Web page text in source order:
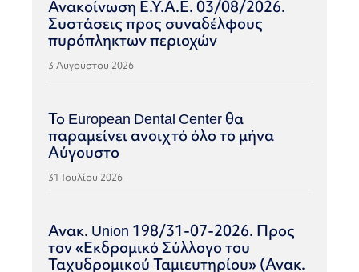
Ανακοίνωση Ε.Υ.Α.Ε. 03/08/2026.
Συστάσεις προς συναδέλφους
πυρόπληκτων περιοχών
3 Αυγούστου 2026
Το European Dental Center θα
παραμείνει ανοιχτό όλο το μήνα
Αύγουστο
31 Ιουλίου 2026
Ανακ. Union 198/31-07-2026. Προς
τον «Εκδρομικό Σύλλογο του
Ταχυδρομικού Ταμιευτηρίου» (Ανακ.